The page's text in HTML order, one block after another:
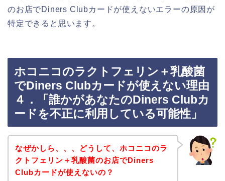
のお店でDiners Clubカードが使えないエラーの原因が
特定できると思います。
ホコニコのラクトフェリン＋乳酸菌
でDiners Clubカードが使えない理由
４．「誰かがあなたのDiners Clubカ
ードを不正に利用している可能性」
なぜかしら、、、どうして、ホコニコのラ
クトフェリン＋乳酸菌のお店でDiners
Clubカードが使えないの？